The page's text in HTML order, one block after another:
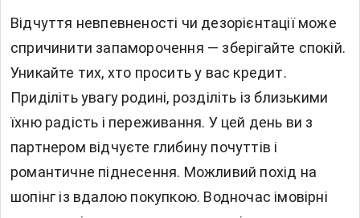
Відчуття невпевненості чи дезорієнтації може
спричинити запаморочення — зберігайте спокій.
Уникайте тих, хто просить у вас кредит.
Приділіть увагу родині, розділіть із близькими
їхню радість і переживання. У цей день ви з
партнером відчуєте глибину почуттів і
романтичне піднесення. Можливий похід на
шопінг із вдалою покупкою. Водночас імовірні